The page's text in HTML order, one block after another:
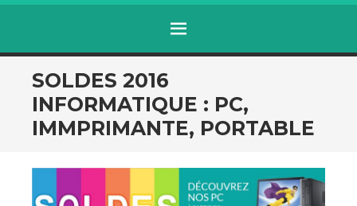
MENU
ALLER
AU
CONTENU
SOLDES 2016
INFORMATIQUE : PC,
IMMPRIMANTE, PORTABLE